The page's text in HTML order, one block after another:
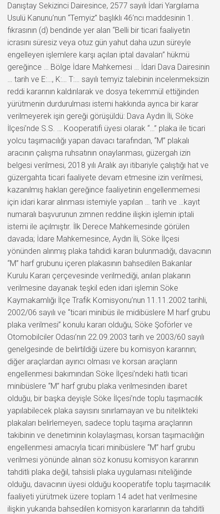
Danıştay Sekizinci Dairesince, 2577 sayılı İdari Yargılama
Usulü Kanunu’nun “Temyiz” başlıklı 46’ncı maddesinin 1.
fıkrasının (d) bendinde yer alan “Belli bir ticari faaliyetin
icrasını süresiz veya otuz gün yahut daha uzun süreyle
engelleyen işlemlere karşı açılan iptal davaları” hükmü
gereğince … Bölge İdare Mahkemesi … İdari Dava Dairesinin
… tarih ve E:…, K:… T:… sayılı temyiz talebinin incelenmeksizin
reddi kararının kaldırılarak ve dosya tekemmül ettiğinden
yürütmenin durdurulması istemi hakkında ayrıca bir karar
verilmeyerek işin gereği görüşüldü: Dava Aydın İli, Söke
İlçesi’nde S.S. … Kooperatifi üyesi olarak “…” plaka ile ticari
yolcu taşımacılığı yapan davacı tarafından, “M” plakalı
aracının çalışma ruhsatının onaylanması, güzergah izin
belgesi verilmesi, 2018 yılı Aralık ayı itibariyle çalıştığı hat ve
güzergahta ticari faaliyete devam etmesine izin verilmesi,
kazanılmış hakları gereğince faaliyetinin engellenmemesi
için idari karar alınması istemiyle yapılan … tarih ve …kayıt
numaralı başvurunun zımnen reddine ilişkin işlemin iptali
istemi ile açılmıştır. İlk Derece Mahkemesinde görülen
davada; İdare Mahkemesince, Aydın İli, Söke İlçesi
yönünden alınmış plaka tahdidi kararı bulunmadığı, davacının
“M” harf grubunu içeren plakasının bahsedilen Bakanlar
Kurulu Kararı çerçevesinde verilmediği, anılan plakanın
verilmesine dayanak teşkil eden idari işlemin Söke
Kaymakamlığı İlçe Trafik Komisyonu’nun 11.11.2002 tarihli,
2002/06 sayılı ve “ticari minibüs ile midibüslere M harf grubu
plaka verilmesi” konulu kararı olduğu, Söke Şoförler ve
Otomobilciler Odası’nın 22.09.2003 tarih ve 2003/60 sayılı
genelgesinde de belirtildiği üzere bu komisyon kararının;
diğer araçlardan ayırıcı olması ve korsan araçların
engellenmesi bakımından Söke İlçesi’ndeki hatlı ticari
minibüslere “M” harf grubu plaka verilmesinden ibaret
olduğu, bir başka deyişle Söke İlçesi’nde toplu taşımacılık
yapılabilecek plaka sayısını sınırlamayan ve bu nitelikteki
plakaları belirlemeyen, sadece toplu taşıma araçlarının
takibinin ve denetiminin kolaylaşması, korsan taşımacılığın
engellenmesi amacıyla ticari minibüslere “M” harf grubu
verilmesi yönünde alınan söz konusu komisyon kararının
tahditli plaka değil, tahsisli plaka uygulaması niteliğinde
olduğu, davacının üyesi olduğu kooperatife toplu taşımacılık
faaliyeti yürütmek üzere toplam 14 adet hat verilmesine
ilişkin yukarıda bahsedilen komisyon kararlarının da tahditli